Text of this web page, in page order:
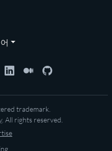
trademark.
. All rights reserved.